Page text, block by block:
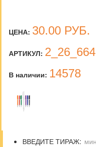
ЦЕНА: 30.00 РУБ.
АРТИКУЛ: 2_26_664
В наличии: 14578
ВВЕДИТЕ ТИРАЖ: